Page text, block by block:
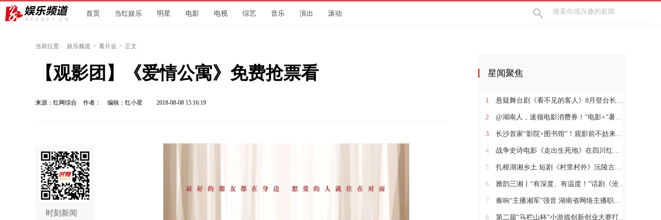
首页 当红娱乐 明星 电影 电视 综艺 音乐 演出 滚动
当前位置: 娱乐频道 > 看片会 > 正文
【观影团】《爱情公寓》免费抢票看
来源：红网综合 作者： 编辑：红小星 2018-08-08 15:16:19
时刻新闻
星闻聚焦
1 悬疑舞台剧《看不见的客人》8月登台长沙梅溪湖
2 @湖南人，速领电影消费券！“电影+”暑期促消费活动火热进行中
3 长沙首家“影院+图书馆”！观影前不妨来阅读空间体验一下
4 战争史诗电影《走出生死地》在四川红原开机
5 扎根湖湘乡土 短剧《村里村外》沅陵古村落实景开拍
6 雅韵三湘丨“有深度、有温度！”话剧《沧浪之水》福安热演
7 奏响“主播湘军”强音 湖南省网络主播职业技能竞赛收官
8 第二届“马栏山杯”小游戏创新创业大赛打开游戏生态新想象